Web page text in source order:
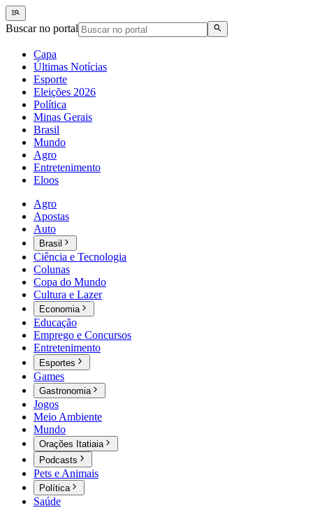
Buscar no portal
Capa
Últimas Notícias
Esporte
Eleições 2026
Política
Minas Gerais
Brasil
Mundo
Agro
Entretenimento
Eloos
Agro
Apostas
Auto
Brasil
Ciência e Tecnologia
Colunas
Copa do Mundo
Cultura e Lazer
Economia
Educação
Emprego e Concursos
Entretenimento
Esportes
Games
Gastronomia
Jogos
Meio Ambiente
Mundo
Orações Itatiaia
Podcasts
Pets e Animais
Política
Saúde